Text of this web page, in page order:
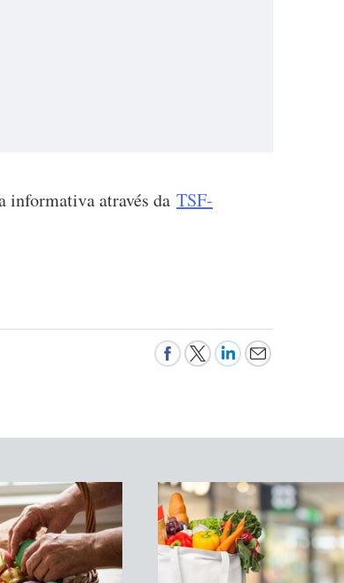
informativa através da TSF-